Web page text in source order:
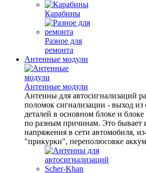
Карабины
Разное для
ремонта
Антенные модули
Антенные модули
Антенны для автосигнализаций
поломок сигнализации - выход из
деталей в основном блоке и
по разным причинам. Это бывает
напряжения в сети автомобиля,
"прикурки", переполюсовке